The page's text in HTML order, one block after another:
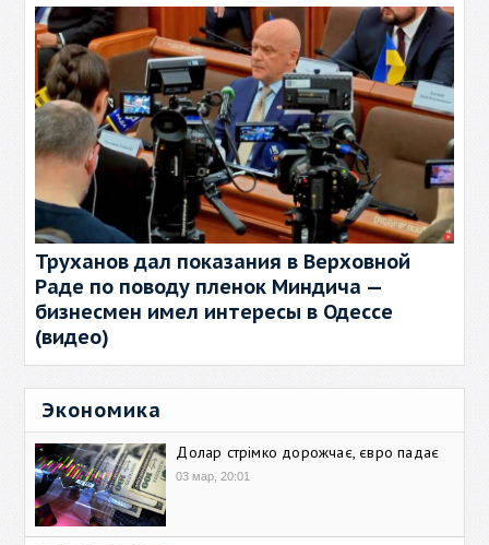
Труханов дал показания в Верховной
Раде по поводу пленок Миндича —
бизнесмен имел интересы в Одессе
(видео)
Экономика
Долар стрімко дорожчає, євро падає
03 мар, 20:01